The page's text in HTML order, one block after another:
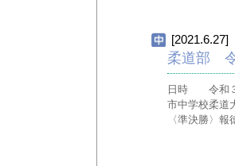
[2021.6.27]
柔道部
日時 令和３
市中学校柔
〈準決勝〉